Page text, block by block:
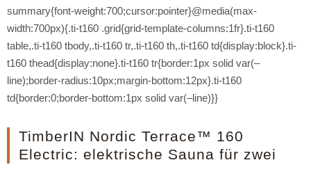
summary{font-weight:700;cursor:pointer}@media(max-
width:700px){.ti-t160 .grid{grid-template-columns:1fr}.ti-t160
table,.ti-t160 tbody,.ti-t160 tr,.ti-t160 th,.ti-t160 td{display:block}.ti-
t160 thead{display:none}.ti-t160 tr{border:1px solid var(–
line);border-radius:10px;margin-bottom:12px}.ti-t160
td{border:0;border-bottom:1px solid var(–line)}}
TimberIN Nordic Terrace™ 160
Electric: elektrische Sauna für zwei